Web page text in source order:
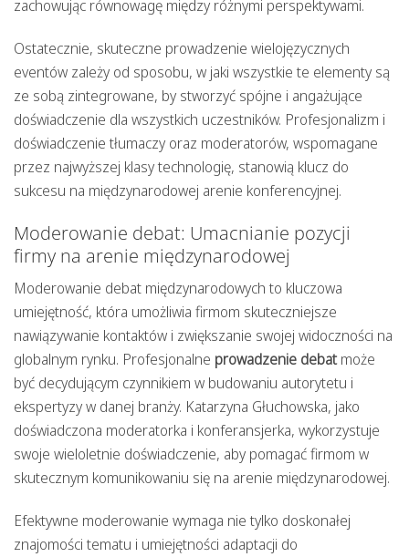
zachowując równowagę między różnymi perspektywami.
Ostatecznie, skuteczne prowadzenie wielojęzycznych
eventów zależy od sposobu, w jaki wszystkie te elementy są
ze sobą zintegrowane, by stworzyć spójne i angażujące
doświadczenie dla wszystkich uczestników. Profesjonalizm i
doświadczenie tłumaczy oraz moderatorów, wspomagane
przez najwyższej klasy technologię, stanowią klucz do
sukcesu na międzynarodowej arenie konferencyjnej.
Moderowanie debat: Umacnianie pozycji
firmy na arenie międzynarodowej
Moderowanie debat międzynarodowych to kluczowa
umiejętność, która umożliwia firmom skuteczniejsze
nawiązywanie kontaktów i zwiększanie swojej widoczności na
globalnym rynku. Profesjonalne prowadzenie debatmoże
być decydującym czynnikiem w budowaniu autorytetu i
ekspertyzy w danej branży. Katarzyna Głuchowska, jako
doświadczona moderatorka i konferansjerka, wykorzystuje
swoje wieloletnie doświadczenie, aby pomagać firmom w
skutecznym komunikowaniu się na arenie międzynarodowej.
Efektywne moderowanie wymaga nie tylko doskonałej
znajomości tematu i umiejętności adaptacji do